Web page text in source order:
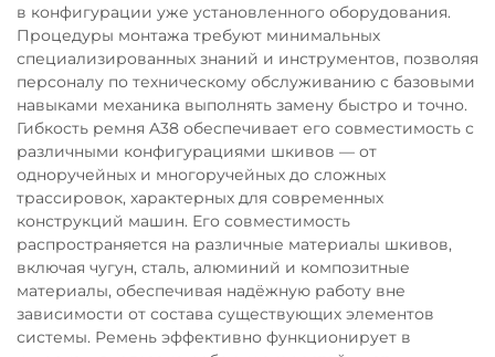
в конфигурации уже установленного оборудования.
Процедуры монтажа требуют минимальных
специализированных знаний и инструментов, позволяя
персоналу по техническому обслуживанию с базовыми
навыками механика выполнять замену быстро и точно.
Гибкость ремня A38 обеспечивает его совместимость с
различными конфигурациями шкивов — от
одноручейных и многоручейных до сложных
трассировок, характерных для современных
конструкций машин. Его совместимость
распространяется на различные материалы шкивов,
включая чугун, сталь, алюминий и композитные
материалы, обеспечивая надёжную работу вне
зависимости от состава существующих элементов
системы. Ремень эффективно функционирует в